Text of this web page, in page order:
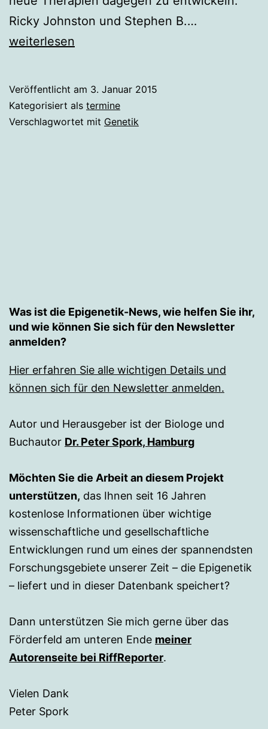
Ricky Johnston und Stephen B.…
weiterlesen
Veröffentlicht am 3. Januar 2015
Kategorisiert als termine
Verschlagwortet mit Genetik
Was ist die Epigenetik-News, wie helfen Sie ihr,
und wie können Sie sich für den Newsletter
anmelden?
Hier erfahren Sie alle wichtigen Details und
können sich für den Newsletter anmelden.
Autor und Herausgeber ist der Biologe und
Buchautor Dr. Peter Spork, Hamburg
Möchten Sie die Arbeit an diesem Projekt
unterstützen, das Ihnen seit 16 Jahren
kostenlose Informationen über wichtige
wissenschaftliche und gesellschaftliche
Entwicklungen rund um eines der spannendsten
Forschungsgebiete unserer Zeit – die Epigenetik
– liefert und in dieser Datenbank speichert?
Dann unterstützen Sie mich gerne über das
Förderfeld am unteren Ende meiner
Autorenseite bei RiffReporter.
Vielen Dank
Peter Spork